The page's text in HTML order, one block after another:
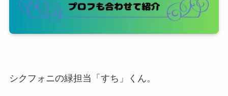
シクフォニの緑担当「すち」くん。